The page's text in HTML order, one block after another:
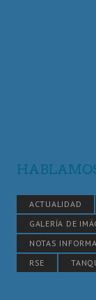
ACTUALIDAD
GALERÍA DE
NOTAS
RSE